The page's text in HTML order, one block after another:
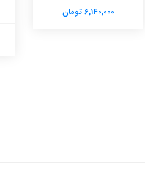
6,140,000 تومان